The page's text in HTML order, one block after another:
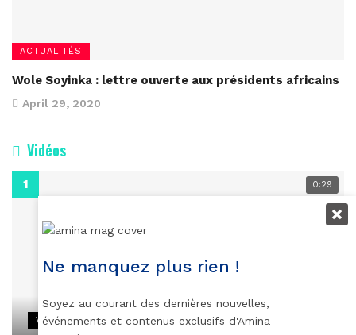
ACTUALITÉS
Wole Soyinka : lettre ouverte aux présidents africains
April 29, 2020
Vidéos
0:29
VIDEOS
Ne manquez plus rien !
Soyez au courant des dernières nouvelles,
événements et contenus exclusifs d'Amina